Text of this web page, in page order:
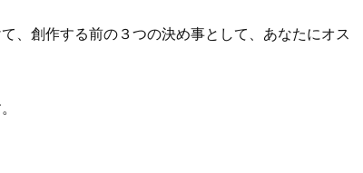
、創作する前の３つの決め事として、あなたにオス